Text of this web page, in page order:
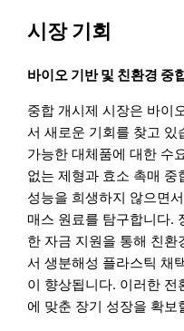
시장 기회
바이오 기반 및 친환경 중
중합 개시제 시장은 바이
서 새로운 기회를 찾고 있
가능한 대체품에 대한 수
없는 제형과 효소 촉매
성능을 희생하지 않으면
매스 원료를 탐구합니다.
한 자금 지원을 통해 친환
서 생분해성 플라스틱 채
이 향상됩니다. 이러한 전
에 맞춘 장기 성장을 확보